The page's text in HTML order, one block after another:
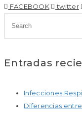
FACEBOOK twitter
Entradas
Infecciones
Diferencias